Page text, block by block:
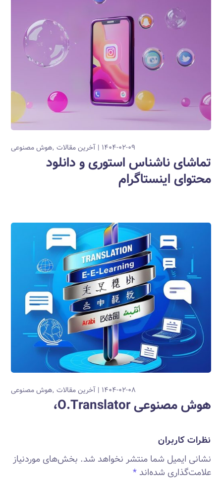
۱۴۰۴-۰۲-۰۹ آخرین مقالات هوش مصنوعی
تماشای ناشناس استوری و دانلود
محتوای اینستاگرام
۱۴۰۴-۰۲-۰۸ آخرین مقالات هوش مصنوعی
هوش مصنوعی O.Translator،
نظرات کاربران
نشانی ایمیل شما منتشر نخواهد شد. بخش‌های موردنیاز
علامت‌گذاری شده‌اند*